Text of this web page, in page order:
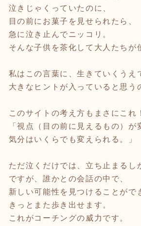
泣きじゃくっていたのに、
目の前にお菓子を見せられたら、
急に泣き止んでニッコリ。
そんな子供を茶化して大人たちが
私はこの言葉に、生きていくうえ
大きなヒントが入っていると思う
このサイトの考え方もまさにこれ！
「視点（目の前に見えるもの）が
気分はいくらでも変えられる。」
ただ泣くだけでは、立ち止まるし
ですが、誰かとの会話の中で、
新しい可能性を見つけることがで
きっとまた歩き出せます。
これがコーチングの威力です。